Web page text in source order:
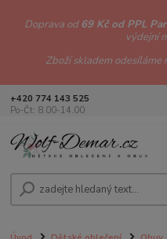
Doprava od69 Kč od PPL
výdejní
Zboží skladem odesíláme
+420 774 143 525
Po-Čt: 8.00-14.00